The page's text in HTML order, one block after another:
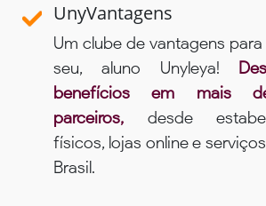
UnyVantagens
Um clube de vantagens
seu, aluno Unyleya!
benefícios em mais
parceiros, desde
físicos, lojas online e
Brasil.